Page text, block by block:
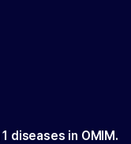
1 diseases in OMIM.